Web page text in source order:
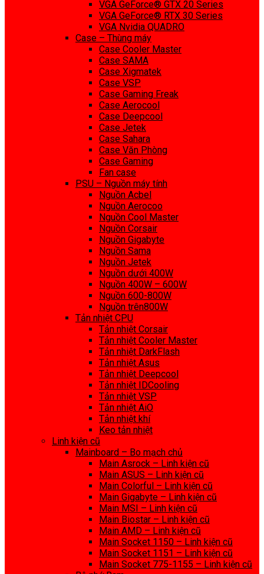
VGA GeForce® GTX 20 Series
VGA GeForce® RTX 30 Series
VGA Nvidia QUADRO
Case – Thùng máy
Case Cooler Master
Case SAMA
Case Xigmatek
Case VSP
Case Gaming Freak
Case Aerocool
Case Deepcool
Case Jetek
Case Sahara
Case Văn Phòng
Case Gaming
Fan case
PSU – Nguồn máy tính
Nguồn Acbel
Nguồn Aerocoo
Nguồn Cool Master
Nguồn Corsair
Nguồn Gigabyte
Nguồn Sama
Nguồn Jetek
Nguồn dưới 400W
Nguồn 400W – 600W
Nguồn 600-800W
Nguồn trên800W
Tản nhiệt CPU
Tản nhiệt Corsair
Tản nhiệt Cooler Master
Tản nhiệt DarkFlash
Tản nhiệt Asus
Tản nhiệt Deepcool
Tản nhiệt IDCooling
Tản nhiệt VSP
Tản nhiệt AiO
Tản nhiệt khí
Keo tản nhiệt
Linh kiện cũ
Mainboard – Bo mạch chủ
Main Asrock – Linh kiện cũ
Main ASUS – Linh kiện cũ
Main Colorful – Linh kiện cũ
Main Gigabyte – Linh kiện cũ
Main MSI – Linh kiện cũ
Main Biostar – Linh kiện cũ
Main AMD – Linh kiện cũ
Main Socket 1150 – Linh kiện cũ
Main Socket 1151 – Linh kiện cũ
Main Socket 775-1155 – Linh kiện cũ